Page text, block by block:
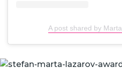
A post shared by